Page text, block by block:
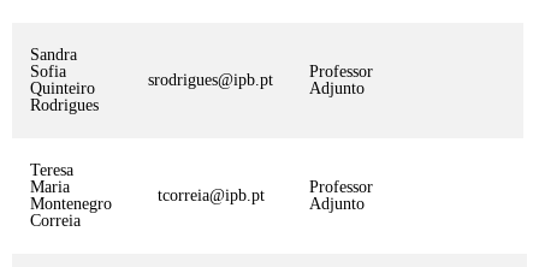
Sandra
Sofia
Quinteiro
Rodrigues
srodrigues@ipb.pt
Professor
Adjunto
Teresa
Maria
Montenegro
Correia
tcorreia@ipb.pt
Professor
Adjunto